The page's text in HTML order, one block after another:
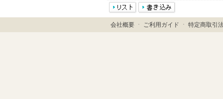
会社概要ㆍ ご利用ガイド ㆍ 特定商取引